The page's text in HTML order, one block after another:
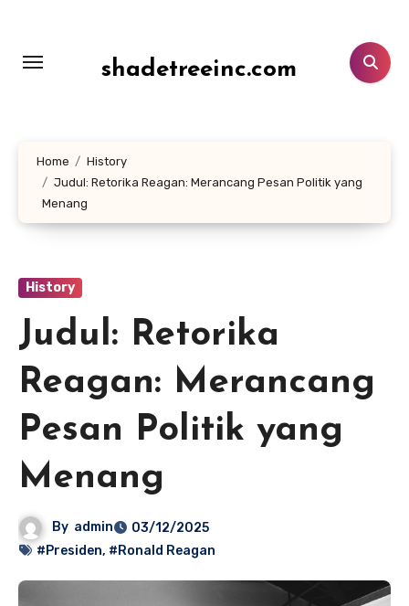
konten
shadetreeinc.com
Home
History
Judul: Retorika Reagan: Merancang Pesan Politik yang
Menang
History
Judul: Retorika
Reagan: Merancang
Pesan Politik yang
Menang
By admin
03/12/2025
#Presiden, #Ronald Reagan